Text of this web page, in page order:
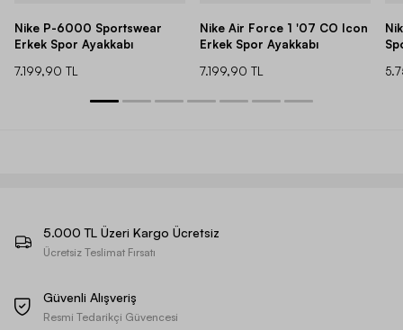
Nike P-6000 Sportswear
Erkek Spor Ayakkabı
7.199,90 TL
Nike Air Force 1 '07 CO Icon
Erkek Spor Ayakkabı
7.199,90 TL
5.000 TL Üzeri Kargo Ücretsiz
Ücretsiz Teslimat Fırsatı
Güvenli Alışveriş
Resmi Tedarikçi Güvencesi